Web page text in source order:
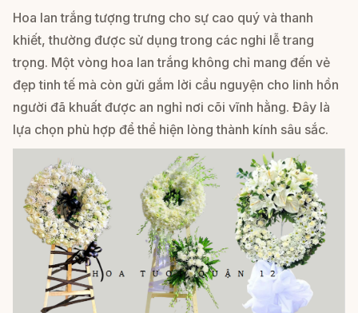
Hoa lan trắng tượng trưng cho sự cao quý và thanh
khiết, thường được sử dụng trong các nghi lễ trang
trọng. Một vòng hoa lan trắng không chỉ mang đến vẻ
đẹp tinh tế mà còn gửi gắm lời cầu nguyện cho linh hồn
người đã khuất được an nghỉ nơi cõi vĩnh hằng. Đây là
lựa chọn phù hợp để thể hiện lòng thành kính sâu sắc.